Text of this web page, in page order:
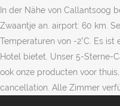
In der Nähe von Callantsoog
Zwaantje an. airport: 60 km.
Temperaturen von -2°C. Es
Hotel bietet. Unser 5-Sterne-
ook onze producten voor
cancellation. Alle Zimmer